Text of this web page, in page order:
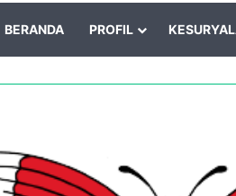
BERANDA PROFIL